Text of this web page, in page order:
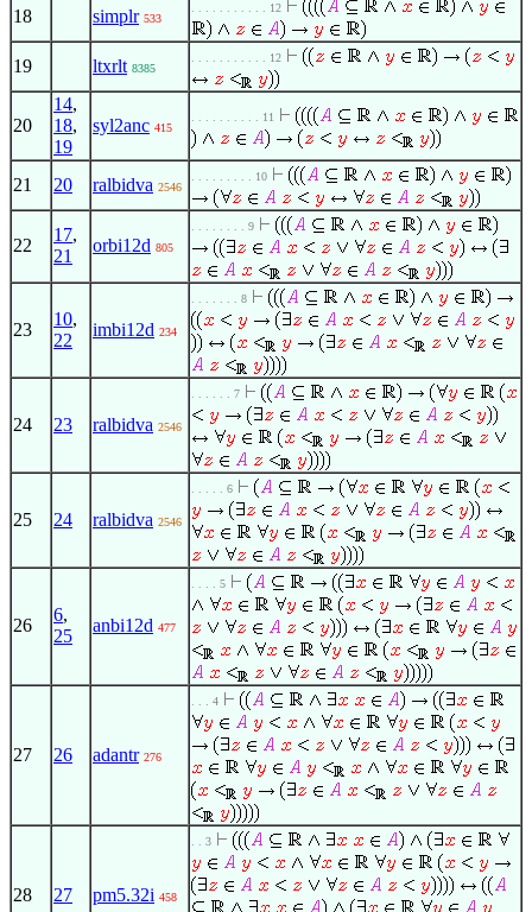
18 simplr 533
. . . . . . . . . . . 12
19 ltxrlt 8385
. . . . . . . . . . . 12
20
14,
18,
19
syl2anc 415
. . . . . . . . . . 11
21 20 ralbidva 2546
. . . . . . . . . 10
22
17,
21
orbi12d 805
. . . . . . . . 9
23
10,
22
imbi12d 234
. . . . . . . 8
24 23 ralbidva 2546
. . . . . . 7
25 24 ralbidva 2546
. . . . . 6
26
6,
25
anbi12d 477
. . . . 5
27 26 adantr 276
. . . 4
28 27 pm5.32i 458
. . 3